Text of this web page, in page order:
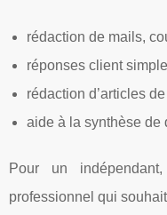
rédaction de mails,
réponses client
rédaction d’articles
aide à la synthèse de
Pour un
professionnel qui